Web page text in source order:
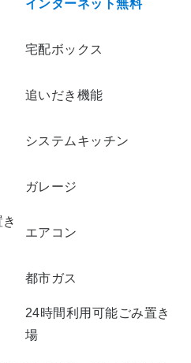
インターネット無料
宅配ボックス
追いだき機能
システムキッチン
ガレージ
エアコン
都市ガス
24時間利用可能ごみ置き
場